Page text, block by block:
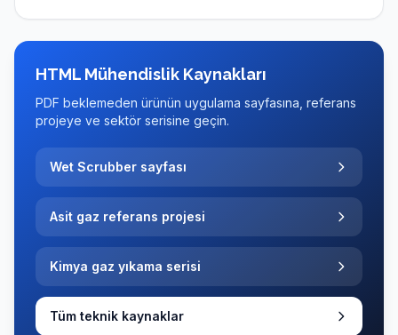
HTML Mühendislik Kaynakları
PDF beklemeden ürünün uygulama sayfasına, referans
projeye ve sektör serisine geçin.
Wet Scrubber sayfası
Asit gaz referans projesi
Kimya gaz yıkama serisi
Tüm teknik kaynaklar